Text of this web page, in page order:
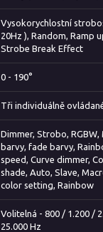
Vysokorychlostní
20Hz ), Random, Ramp
Strobe Break Effect
0 - 190°
Tři individuálně
Dimmer, Strobo,
barvy, fade barvy,
speed, Curve dimmer,
shade, Auto, Slave,
color setting, Rainbow
Volitelná - 800 / 1.200 /
25.000 Hz